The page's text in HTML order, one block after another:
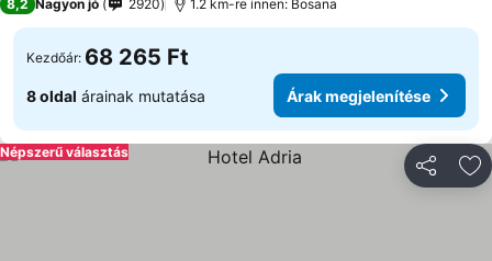
8,2 Nagyon jó 2920 1.2 km-re innen: Bosana
Kezdőár: 68 265 Ft
8 oldal árainak mutatása Árak megjelenítése
Népszerű választás